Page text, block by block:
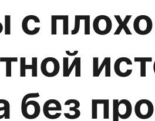
с
без